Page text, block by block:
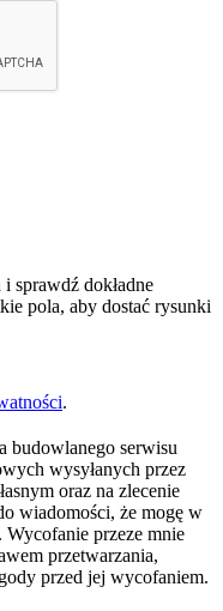
sprawdź dokładne
pola, aby dostać rysunki
.
budowlanego serwisu
wysyłanych przez
oraz na zlecenie
wiadomości, że mogę w
przeze mnie
przetwarzania,
przed jej wycofaniem.